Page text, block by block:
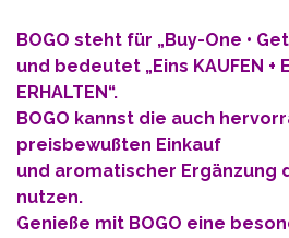
BOGO steht für „Buy-One •
und bedeutet „Eins KAUFEN +
ERHALTEN“.
BOGO kannst die auch
preisbewußten Einkauf
und aromatischer Ergänzung
nutzen.
Genieße mit BOGO eine